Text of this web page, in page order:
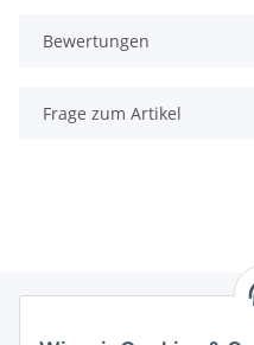
Bewertungen
Frage zum Artikel